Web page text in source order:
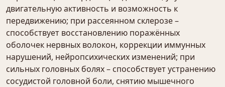
двигательную активность и возможность к
передвижению; при рассеянном склерозе –
способствует восстановлению поражённых
оболочек нервных волокон, коррекции иммунных
нарушений, нейропсихических изменений; при
сильных головных болях – способствует устранению
сосудистой головной боли, снятию мышечного